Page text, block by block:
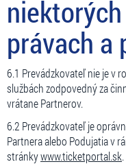
právach a
6.1 Prevádzkovateľ nie je v
službách zodpovedný za
vrátane Partnerov.
6.2 Prevádzkovateľ je
Partnera alebo Podujatia v
stránkywww.ticketportal.sk.